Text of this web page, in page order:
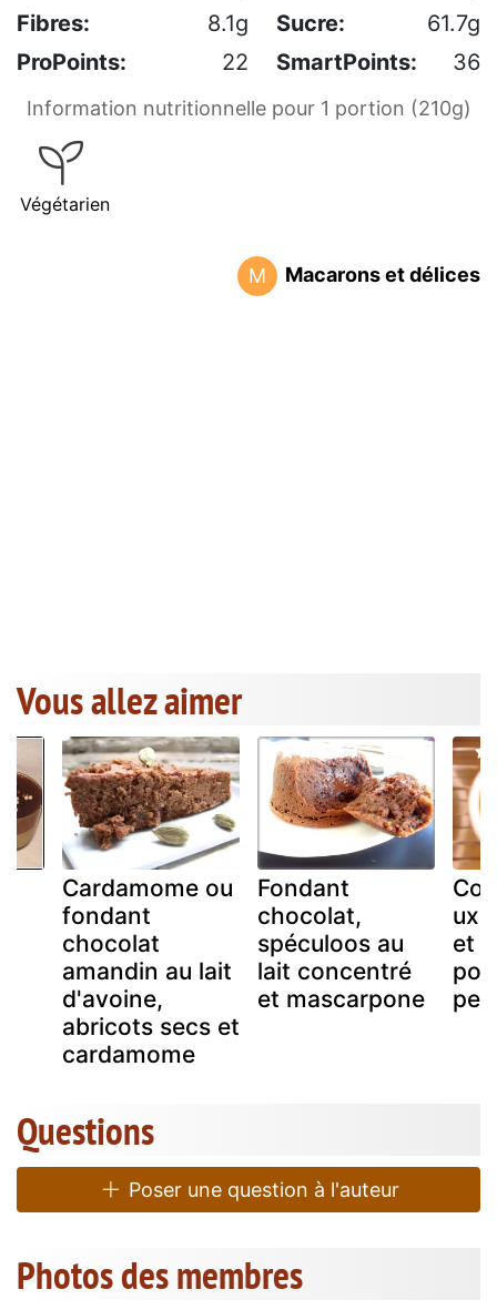
Fibres:
8.1g Sucre:
61.7g
ProPoints:
22 SmartPoints: 36
Information nutritionnelle pour 1 portion (210g)
Végétarien
M Macarons et délices
Vous allez aimer
Cardamome ou
fondant
chocolat
amandin au lait
d'avoine,
abricots secs et
cardamome
Fondant
chocolat,
spéculoos au
lait concentré
et mascarpone
ux
et
Questions
Poser une question à l'auteur
Photos des membres